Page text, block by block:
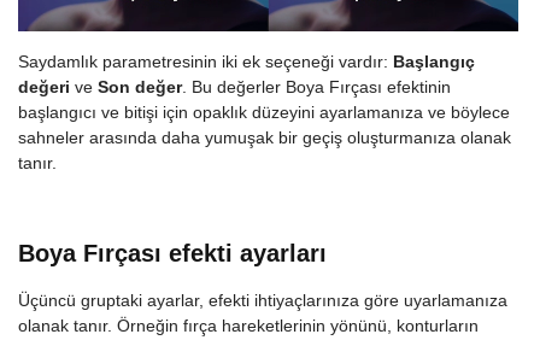
Saydamlık parametresinin iki ek seçeneği vardır: Başlangıç
değeri ve Son değer. Bu değerler Boya Fırçası efektinin
başlangıcı ve bitişi için opaklık düzeyini ayarlamanıza ve böylece
sahneler arasında daha yumuşak bir geçiş oluşturmanıza olanak
tanır.
Boya Fırçası efekti ayarları
Üçüncü gruptaki ayarlar, efekti ihtiyaçlarınıza göre uyarlamanıza
olanak tanır. Örneğin fırça hareketlerinin yönünü, konturların